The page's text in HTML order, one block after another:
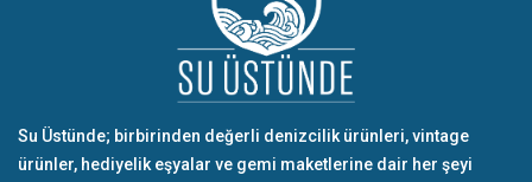
Su Üstünde; birbirinden değerli denizcilik ürünleri, vintage
ürünler, hediyelik eşyalar ve gemi maketlerine dair her şeyi